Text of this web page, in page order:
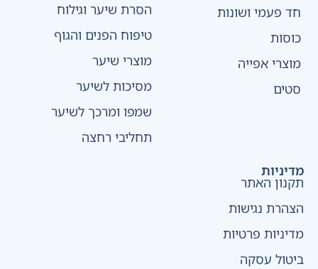
חד פעמי ושונות
כוסות
מוצרי אפייה
סטים
הסרת שיער וגילוח
טיפוח הפנים והגוף
מוצרי שיער
מסיכות לשיער
שמפו ומרכך לשיער
תחליבי רחצה
מדיניות
תקנון האתר
הצהרת נגישות
מדיניות פרטיות
ביטול עסקה